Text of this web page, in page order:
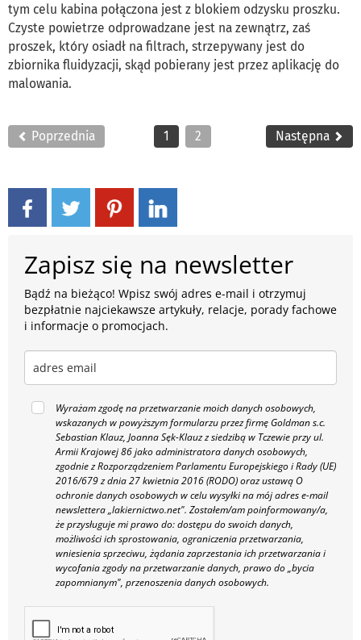
tym celu kabina połączona jest z blokiem odzysku proszku.
Czyste powietrze odprowadzane jest na zewnątrz, zaś
proszek, który osiadł na filtrach, strzepywany jest do
zbiornika fluidyzacji, skąd pobierany jest przez aplikację do
malowania.
Poprzednia 1 2 Następna
Zapisz się na newsletter
Bądź na bieżąco! Wpisz swój adres e-mail i otrzymuj
bezpłatnie najciekawsze artykuły, relacje, porady fachowe
i informacje o promocjach.
Wyrażam zgodę na przetwarzanie moich danych osobowych,
wskazanych w powyższym formularzu przez firmę Goldman s.c.
Sebastian Klauz, Joanna Sęk-Klauz z siedzibą w Tczewie przy ul.
Armii Krajowej 86 jako administratora danych osobowych,
zgodnie z Rozporządzeniem Parlamentu Europejskiego i Rady (UE)
2016/679 z dnia 27 kwietnia 2016 (RODO) oraz ustawą O
ochronie danych osobowych w celu wysyłki na mój adres e-mail
newslettera „lakiernictwo.net". Zostałem/am poinformowany/a,
że przysługuje mi prawo do: dostępu do swoich danych,
możliwości ich sprostowania, ograniczenia przetwarzania,
wniesienia sprzeciwu, żądania zaprzestania ich przetwarzania i
wycofania zgody na przetwarzanie danych, prawo do „bycia
zapomnianym", przenoszenia danych osobowych.